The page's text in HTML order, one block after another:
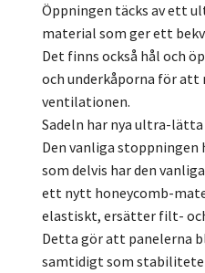
Öppningen täcks av ett
material som ger ett
Det finns också hål och
och underkåporna för att
ventilationen.
Sadeln har nya ultra-
Den vanliga stoppningen
som delvis har den
ett nytt honeycomb-
elastiskt, ersätter filt-
Detta gör att panelerna
samtidigt som